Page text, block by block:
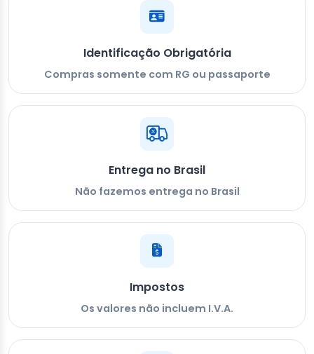
Identificação Obrigatória
Compras somente com RG ou passaporte
Entrega no Brasil
Não fazemos entrega no Brasil
Impostos
Os valores não incluem I.V.A.